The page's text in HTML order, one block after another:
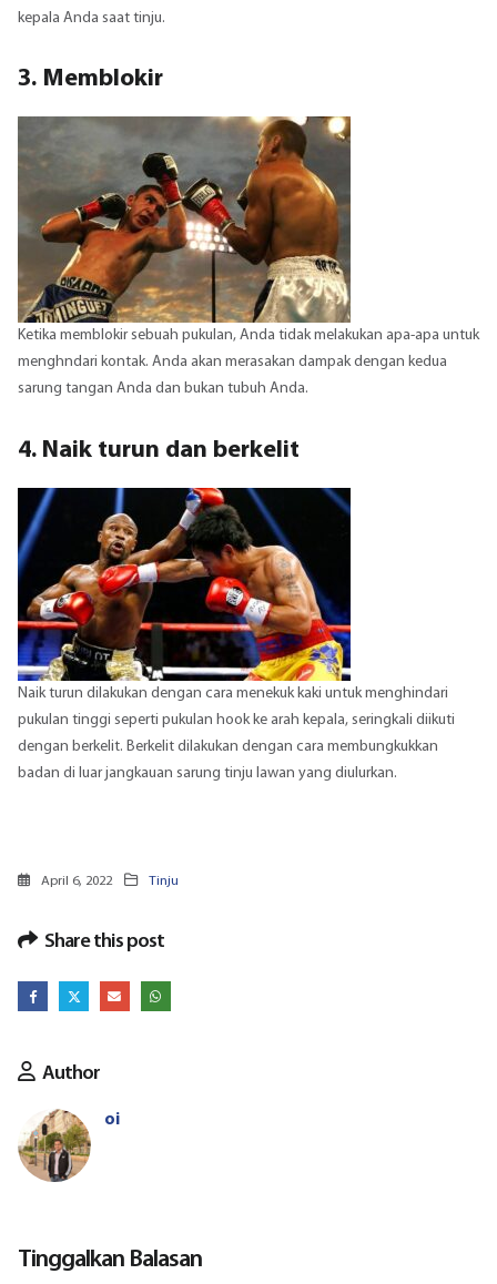
kepala Anda saat tinju.
3. Memblokir
Ketika memblokir sebuah pukulan, Anda tidak melakukan apa-apa untuk
menghndari kontak. Anda akan merasakan dampak dengan kedua
sarung tangan Anda dan bukan tubuh Anda.
4. Naik turun dan berkelit
Naik turun dilakukan dengan cara menekuk kaki untuk menghindari
pukulan tinggi seperti pukulan hook ke arah kepala, seringkali diikuti
dengan berkelit. Berkelit dilakukan dengan cara membungkukkan
badan di luar jangkauan sarung tinju lawan yang diulurkan.
April 6, 2022 Tinju
Share this post
Author
oi
Tinggalkan Balasan